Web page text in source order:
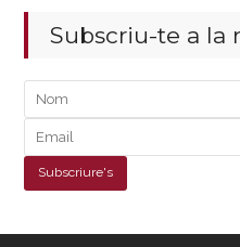
Subscriu-te a la